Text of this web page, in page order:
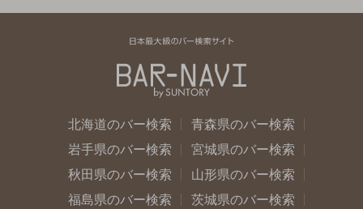
北海道のバー検索
青森県のバー検索
岩手県のバー検索
宮城県のバー検索
秋田県のバー検索
山形県のバー検索
福島県のバー検索
茨城県のバー検索